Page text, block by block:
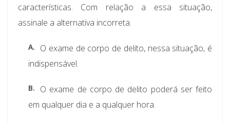
características. Com relação a essa situação,
assinale a alternativa incorreta.
A.
O exame de corpo de delito, nessa situação, é
indispensável.
B.
O exame de corpo de delito poderá ser feito
em qualquer dia e a qualquer hora.